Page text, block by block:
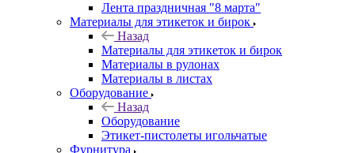
Лента праздничная "8 марта"
Материалы для этикеток и бирок
Назад
Материалы для этикеток и бирок
Материалы в рулонах
Материалы в листах
Оборудование
Назад
Оборудование
Этикет-пистолеты игольчатые
Фурнитура